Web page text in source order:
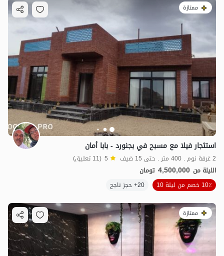
6 مليون ت
4.5مليون ت 3.2
ممتازة
استئجار فيلا مع مسبح في بجنورد - بابا أمان
2 غرفة نوم . 400 متر . حتى 15 ضيف 5 (11 تعليق)
الليلة من 4,500,000 تومان
10٪ خصم من ليلة 10
20+ حجز ناجح
ممتازة